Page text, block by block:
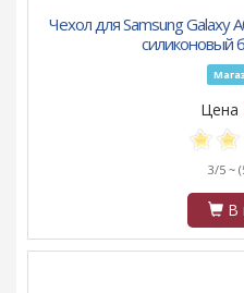
Чехол для Samsung Galaxy
силиконовый
Цена
3/5 ~
В